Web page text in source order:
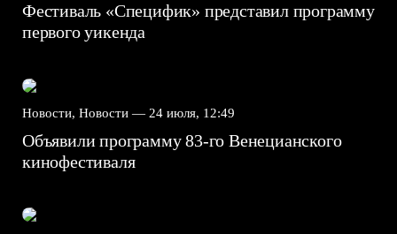
Фестиваль «Специфик» представил программу
первого уикенда
Новости, Новости — 24 июля, 12:49
Объявили программу 83-го Венецианского
кинофестиваля